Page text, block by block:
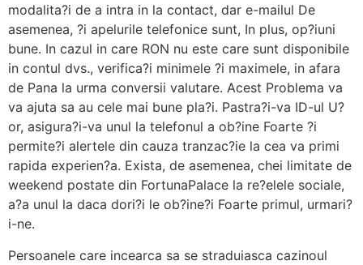
modalita?i de a intra in la contact, dar e-mailul De
asemenea, ?i apelurile telefonice sunt, In plus, op?iuni
bune. In cazul in care RON nu este care sunt disponibile
in contul dvs., verifica?i minimele ?i maximele, in afara
de Pana la urma conversii valutare. Acest Problema va
va ajuta sa au cele mai bune pla?i. Pastra?i-va ID-ul U?
or, asigura?i-va unul la telefonul a ob?ine Foarte ?i
permite?i alertele din cauza tranzac?ie la cea va primi
rapida experien?a. Exista, de asemenea, chei limitate de
weekend postate din FortunaPalace la re?elele sociale,
a?a unul la daca dori?i le ob?ine?i Foarte primul, urmari?
i-ne.
Persoanele care incearca sa se straduiasca cazinoul